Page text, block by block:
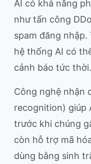
AI có khả năng
như tấn công
spam đăng
hệ thống AI có
cảnh báo tức thời.
Công nghệ nhận
recognition) giúp
trước khi chúng
còn hỗ trợ mã
dùng bằng sinh